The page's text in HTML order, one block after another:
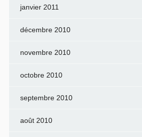
janvier 2011
décembre 2010
novembre 2010
octobre 2010
septembre 2010
août 2010